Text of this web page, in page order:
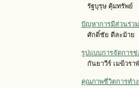
รัฐบุรุษ คุ้มทรัพย์
ปัญหาการมีส่วนร่ว
ศักดิ์ชัย ดีละม้าย
รูปแบบการจัดการ
กันยาวีร์ เมฆีวรา
คุณภาพชีวิตการทำ